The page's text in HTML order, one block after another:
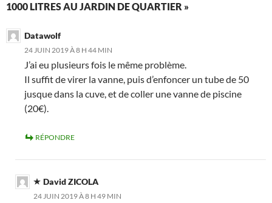
1000 LITRES AU JARDIN DE QUARTIER »
Datawolf
24 JUIN 2019 À 8 H 44 MIN
J’ai eu plusieurs fois le même problème.
Il suffit de virer la vanne, puis d’enfoncer un tube de 50
jusque dans la cuve, et de coller une vanne de piscine
(20€).
RÉPONDRE
David ZICOLA
24 JUIN 2019 À 8 H 49 MIN